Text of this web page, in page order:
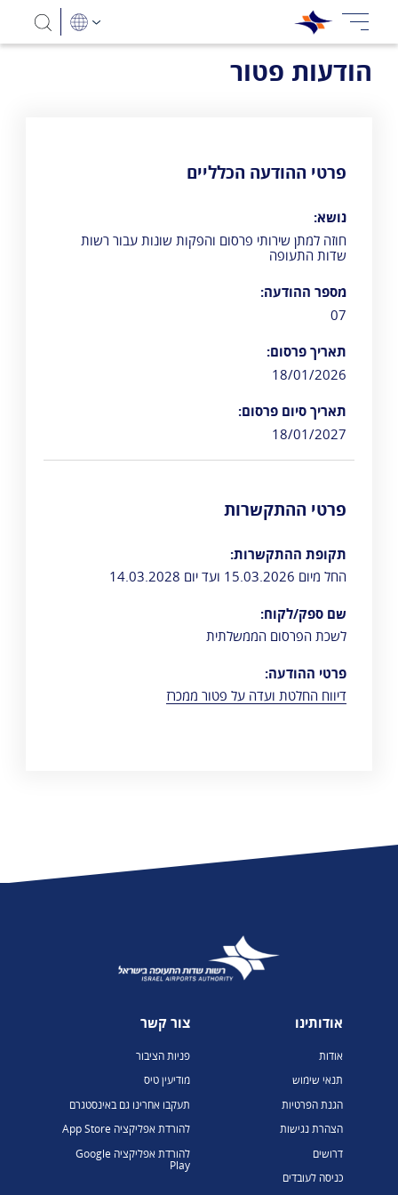
הודעות פטור
פרטי ההודעה הכלליים
נושא:
חוזה למתן שירותי פרסום והפקות שונות עבור רשות
שדות התעופה
מספר ההודעה:
07
תאריך פרסום:
18/01/2026
תאריך סיום פרסום:
18/01/2027
פרטי ההתקשרות
תקופת ההתקשרות:
החל מיום 15.03.2026 ועד יום 14.03.2028
שם ספק/לקוח:
לשכת הפרסום הממשלתית
פרטי ההודעה:
דיווח החלטת ועדה על פטור ממכרז
אודותינו
אודות
תנאי שימוש
הגנת הפרטיות
הצהרת נגישות
דרושים
כניסה לעובדים
צור קשר
פניות הציבור
מודיעין טיס
תעקבו אחרינו גם באינסטגרם
להורדת אפליקציה App Store
להורדת אפליקציה Google
Play